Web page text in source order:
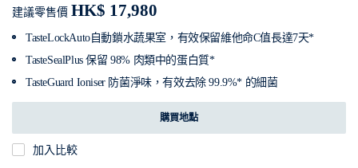
建議零售價 HK$ 17,980
TasteLockAuto自動鎖水蔬果室，有效保留維他命C值長達7天*
TasteSealPlus 保留 98% 肉類中的蛋白質*
TasteGuard Ioniser 防菌淨味，有效去除 99.9%* 的細菌
購買地點
加入比較